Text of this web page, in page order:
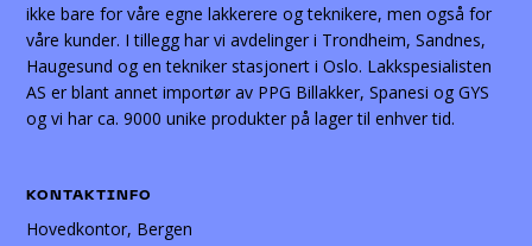
ikke bare for våre egne lakkerere og teknikere, men også for
våre kunder. I tillegg har vi avdelinger i Trondheim, Sandnes,
Haugesund og en tekniker stasjonert i Oslo. Lakkspesialisten
AS er blant annet importør av PPG Billakker, Spanesi og GYS
og vi har ca. 9000 unike produkter på lager til enhver tid.
KONTAKTINFO
Hovedkontor, Bergen